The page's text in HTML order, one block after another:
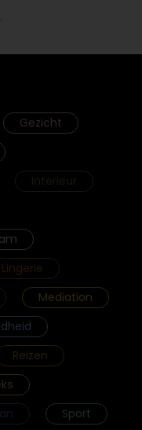
Gezicht
Interieur
Lingerie
Mediation
Reizen
Sport